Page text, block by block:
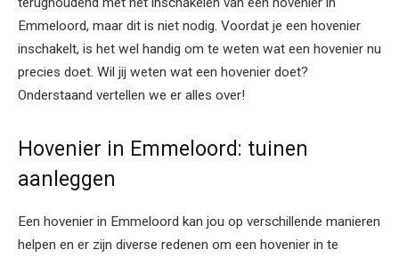
Emmeloord, maar dit is niet nodig. Voordat je een hovenier
inschakelt, is het wel handig om te weten wat een hovenier nu
precies doet. Wil jij weten wat een hovenier doet?
Onderstaand vertellen we er alles over!
Hovenier in Emmeloord: tuinen
aanleggen
Een hovenier in Emmeloord kan jou op verschillende manieren
helpen en er zijn diverse redenen om een hovenier in te